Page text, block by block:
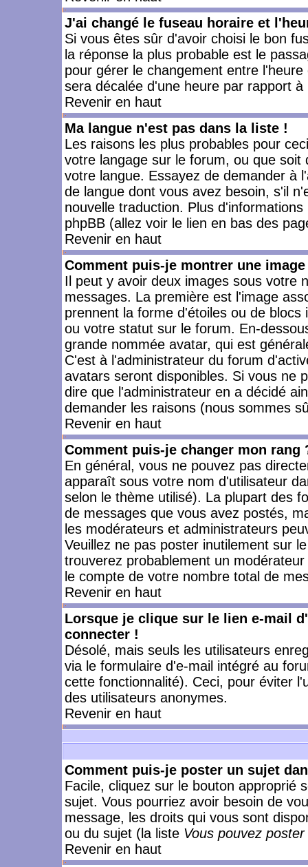
J'ai changé le fuseau horaire et
Si vous êtes sûr d'avoir choisi le bon
la réponse la plus probable est le
pour gérer le changement entre
sera décalée d'une heure par rapport à
Revenir en haut
Ma langue n'est pas dans la liste !
Les raisons les plus probables pour
votre langage sur le forum, ou que
votre langue. Essayez de demander à
de langue dont vous avez besoin, s'il
nouvelle traduction. Plus
phpBB (allez voir le lien en bas des
Revenir en haut
Comment puis-je montrer une
Il peut y avoir deux images sous votre
messages. La première est l'image
prennent la forme d'étoiles ou de
ou votre statut sur le forum. En-
grande nommée avatar, qui est
C'est à l'administrateur du forum
avatars seront disponibles. Si vous ne
dire que l'administrateur en a décidé
demander les raisons (nous sommes
Revenir en haut
Comment puis-je changer mon rang
En général, vous ne pouvez pas
apparaît sous votre nom d'utilisateur
selon le thème utilisé). La plupart des
de messages que vous avez postés,
les modérateurs et administrateurs
Veuillez ne pas poster inutilement sur
trouverez probablement un
le compte de votre nombre total de
Revenir en haut
Lorsque je clique sur le lien e-mail
connecter !
Désolé, mais seuls les utilisateurs
via le formulaire d'e-mail intégré au
cette fonctionnalité). Ceci, pour éviter
des utilisateurs anonymes.
Revenir en haut
Comment puis-je poster un sujet
Facile, cliquez sur le bouton approprié
sujet. Vous pourriez avoir besoin de
message, les droits qui vous sont
ou du sujet (la liste Vous pouvez
Revenir en haut